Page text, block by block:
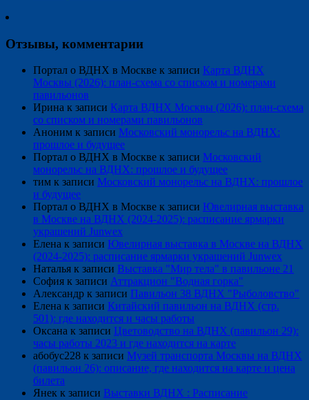
Отзывы, комментарии
Портал о ВДНХ в Москве к записи Карта ВДНХ
Москвы (2026): план-схема со списком и номерами
павильонов
Ирина к записи Карта ВДНХ Москвы (2026): план-схема
со списком и номерами павильонов
Аноним к записи Московский монорельс на ВДНХ:
прошлое и будущее
Портал о ВДНХ в Москве к записи Московский
монорельс на ВДНХ: прошлое и будущее
тим к записи Московский монорельс на ВДНХ: прошлое
и будущее
Портал о ВДНХ в Москве к записи Ювелирная выставка
в Москве на ВДНХ (2024-2025): расписание ярмарки
украшений Junwex
Елена к записи Ювелирная выставка в Москве на ВДНХ
(2024-2025): расписание ярмарки украшений Junwex
Наталья к записи Выставка "Мир тела" в павильоне 21
София к записи Аттракцион "Водная горка"
Александр к записи Павильон 38 ВДНХ "Рыболовство"
Елена к записи Китайский павильон на ВДНХ (стр.
501): где находится и часы работы
Оксана к записи Цветоводство на ВДНХ (павильон 29):
часы работы 2023 и где находится на карте
абобус228 к записи Музей транспорта Москвы на ВДНХ
(павильон 26): описание, где находится на карте и цена
билета
Янек к записи Выставки ВДНХ : Расписание